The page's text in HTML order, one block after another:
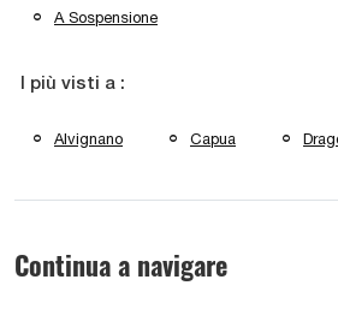
A Sospensione
I più visti a :
Alvignano Capua
Continua a navigare